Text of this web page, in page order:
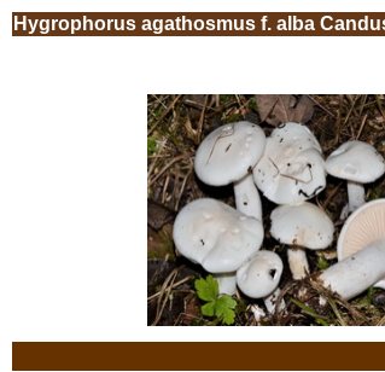
Hygrophorus agathosmus f. alba